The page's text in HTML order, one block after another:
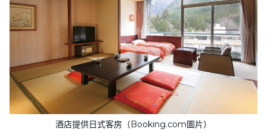
酒店提供日式客房（Booking.com圖片）